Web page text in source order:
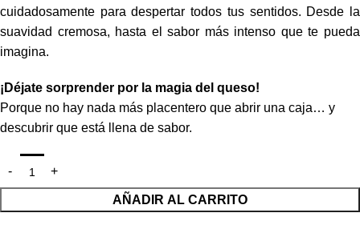
cuidadosamente para despertar todos tus sentidos. Desde la
suavidad cremosa, hasta el sabor más intenso que te pueda
imagina.
¡Déjate sorprender por la magia del queso!
Porque no hay nada más placentero que abrir una caja… y
descubrir que está llena de sabor.
AÑADIR AL CARRITO